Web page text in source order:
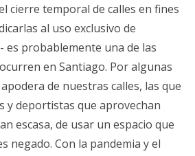
cierre temporal de calles en fines
al uso exclusivo de
es probablemente una de las
en Santiago. Por algunas
de nuestras calles, las que
y deportistas que aprovechan
escasa, de usar un espacio que
negado. Con la pandemia y el